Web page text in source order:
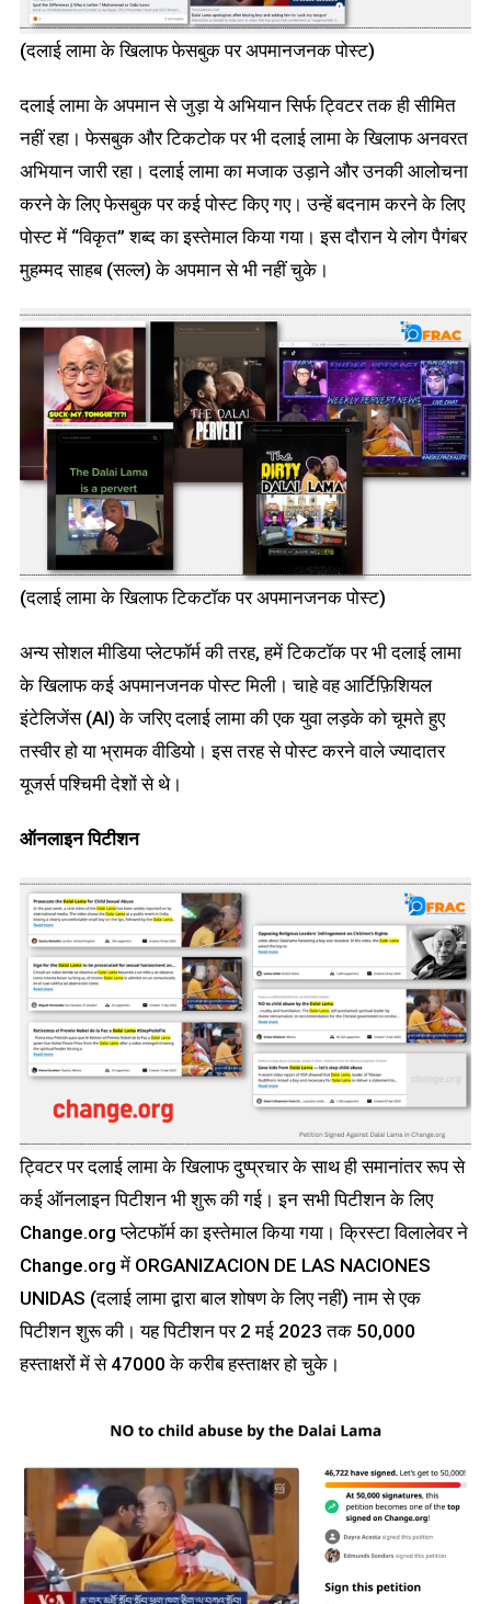
(दलाई लामा के खिलाफ फेसबुक पर अपमानजनक पोस्ट)
दलाई लामा के अपमान से जुड़ा ये अभियान सिर्फ ट्विटर तक ही सीमित
नहीं रहा। फेसबुक और टिकटोक पर भी दलाई लामा के खिलाफ अनवरत
अभियान जारी रहा। दलाई लामा का मजाक उड़ाने और उनकी आलोचना
करने के लिए फेसबुक पर कई पोस्ट किए गए। उन्हें बदनाम करने के लिए
पोस्ट में “विकृत” शब्द का इस्तेमाल किया गया। इस दौरान ये लोग पैगंबर
मुहम्मद साहब (सल्ल) के अपमान से भी नहीं चुके।
(दलाई लामा के खिलाफ टिकटॉक पर अपमानजनक पोस्ट)
अन्य सोशल मीडिया प्लेटफॉर्म की तरह, हमें टिकटॉक पर भी दलाई लामा
के खिलाफ कई अपमानजनक पोस्ट मिली। चाहे वह आर्टिफ़िशियल
इंटेलिजेंस (AI) के जरिए दलाई लामा की एक युवा लड़के को चूमते हुए
तस्वीर हो या भ्रामक वीडियो। इस तरह से पोस्ट करने वाले ज्यादातर
यूजर्स पश्चिमी देशों से थे।
ऑनलाइन पिटीशन
ट्विटर पर दलाई लामा के खिलाफ दुष्प्रचार के साथ ही समानांतर रूप से
कई ऑनलाइन पिटीशन भी शुरू की गई। इन सभी पिटीशन के लिए
Change.org प्लेटफॉर्म का इस्तेमाल किया गया। क्रिस्टा विलालेवर ने
Change.org में ORGANIZACION DE LAS NACIONES
UNIDAS (दलाई लामा द्वारा बाल शोषण के लिए नहीं) नाम से एक
पिटीशन शुरू की। यह पिटीशन पर 2 मई 2023 तक 50,000
हस्ताक्षरों में से 47000 के करीब हस्ताक्षर हो चुके।